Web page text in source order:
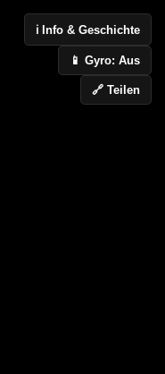
ℹ️ Info & Geschichte
📱 Gyro: Aus
🔗 Teilen